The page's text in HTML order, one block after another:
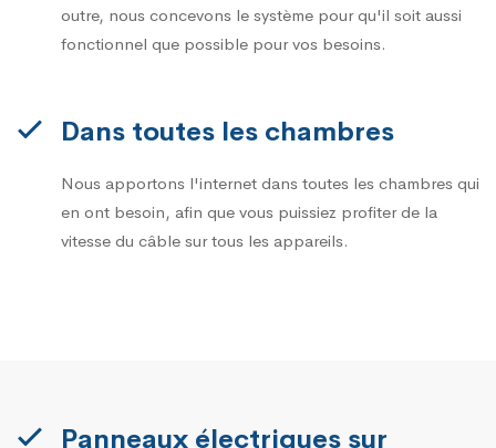
outre, nous concevons le système pour qu'il soit aussi
fonctionnel que possible pour vos besoins.
Dans toutes les chambres
Nous apportons l'internet dans toutes les chambres qui
en ont besoin, afin que vous puissiez profiter de la
vitesse du câble sur tous les appareils.
Panneaux électriques sur